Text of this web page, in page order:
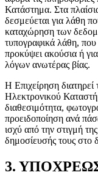
Κατάστημα. Στα
δεσμεύεται για λάθη
καταχώρηση των
τυπογραφικά λάθη,
προκύψει ακούσια ή
λόγων ανωτέρας βίας.
Η Επιχείρηση διατηρεί
Ηλεκτρονικού
διαθεσιμότητα,
προειδοποίηση ανά
ισχύ από την στιγμή
δημοσίευσής τους στο
3.